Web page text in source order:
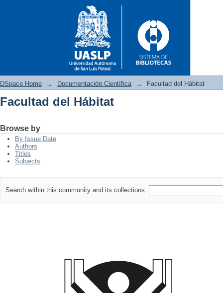
DSpace Home → Documentación Científica → Facultad del Hábitat
Facultad del Hábitat
Browse by
By Issue Date
Authors
Titles
Subjects
Search within this community and its collections: